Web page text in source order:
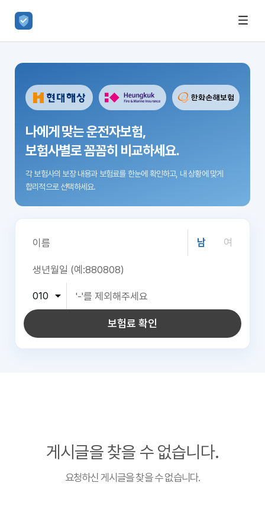
나에게 맞는 운전자보험,
보험사별로 꼼꼼히 비교하세요.
각 보험사의 보장 내용과 보험료를 한눈에 확인하고, 내 상황에 맞게
합리적으로 선택하세요.
남 여
보험료 확인
게시글을 찾을 수 없습니다.
요청하신 게시글을 찾을 수 없습니다.